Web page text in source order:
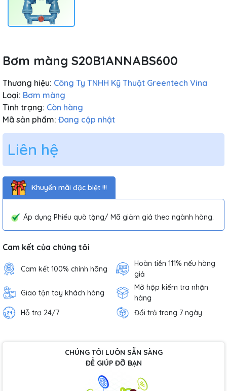
Bơm màng S20B1ANNABS600
Thương hiệu: Công Ty TNHH Kỹ Thuật Greentech Vina
Loại: Bơm màng
Tình trạng: Còn hàng
Mã sản phẩm: Đang cập nhật
Liên hệ
Khuyến mãi đặc biệt !!!
Áp dụng Phiếu quà tặng/ Mã giảm giá theo ngành hàng.
Cam kết của chúng tôi
Cam kết 100% chính hãng
Hoàn tiền 111% nếu hàng
giả
Giao tận tay khách hàng
Mở hộp kiểm tra nhận
hàng
Hỗ trợ 24/7
Đổi trả trong 7 ngày
CHÚNG TÔI LUÔN SẴN SÀNG
ĐỂ GIÚP ĐỠ BẠN